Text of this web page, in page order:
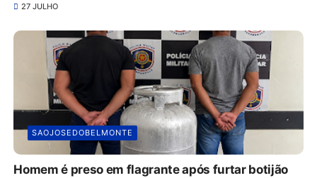
27 JULHO
SAOJOSEDOBELMONTE
Homem é preso em flagrante após furtar botijão